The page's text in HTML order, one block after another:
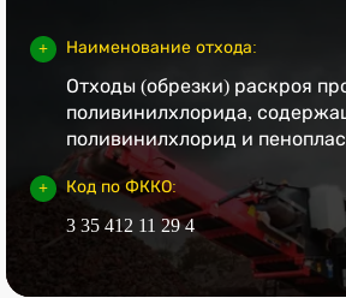
Наименование отхода:
Отходы (обрезки) раскроя
поливинилхлорида,
поливинилхлорид и
Код по ФККО:
3 35 412 11 29 4